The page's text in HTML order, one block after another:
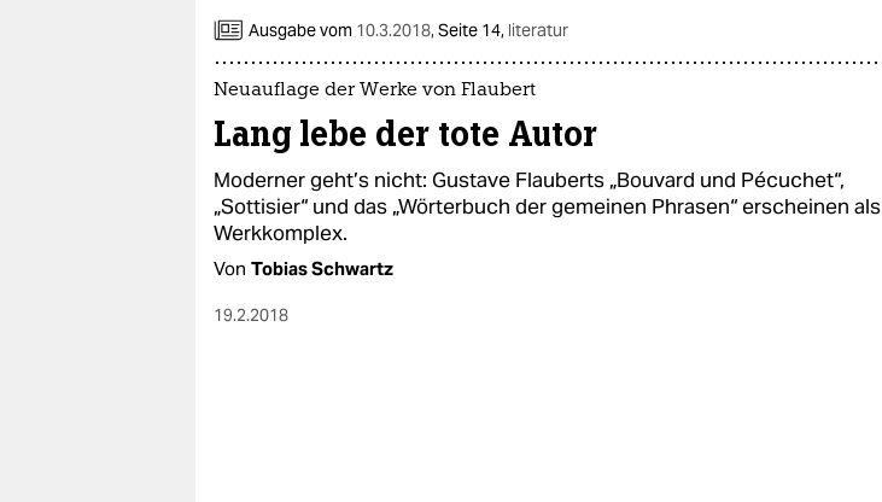
Ausgabe vom 10.3.2018,Seite 14, literatur
Neuauflage der Werke von Flaubert
Lang lebe der tote Autor
Moderner geht’s nicht: Gustave Flauberts „Bouvard und Pécuchet“,
„Sottisier“ und das „Wörterbuch der gemeinen Phrasen“ erscheinen als
Werkkomplex.
Von Tobias Schwartz
19.2.2018